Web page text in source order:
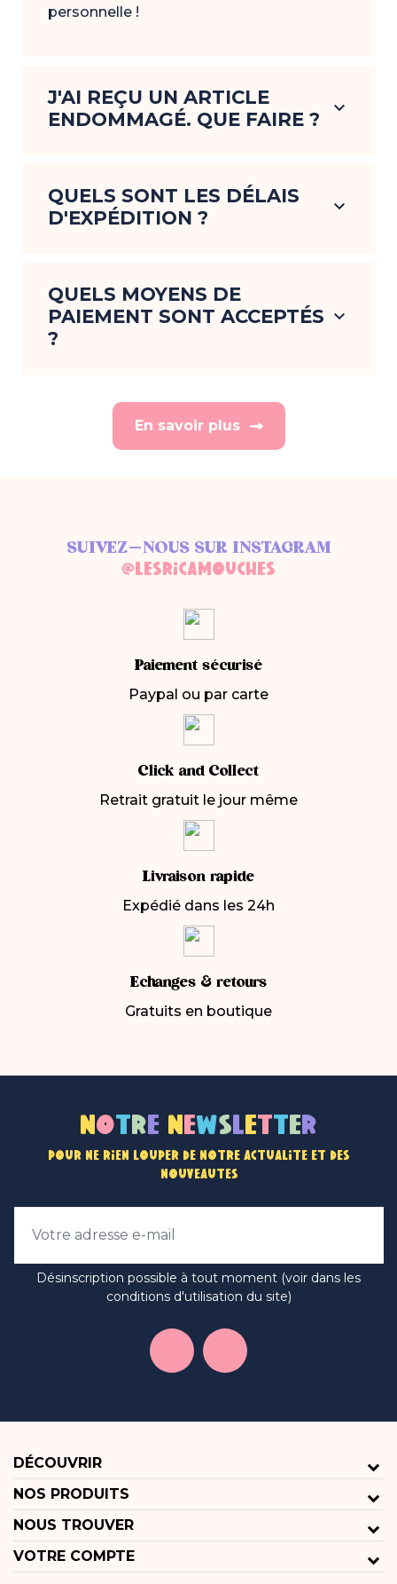
personnelle !
J'AI REÇU UN ARTICLE
ENDOMMAGÉ. QUE FAIRE ?
keyboard_arrow_down
QUELS SONT LES DÉLAIS
D'EXPÉDITION ?
keyboard_arrow_down
QUELS MOYENS DE
PAIEMENT SONT ACCEPTÉS
?
keyboard_arrow_down
En savoir plus
SUIVEZ-NOUS SUR INSTAGRAM
@LESRICAMOUCHES
Paiement sécurisé
Paypal ou par carte
Click and Collect
Retrait gratuit le jour même
Livraison rapide
Expédié dans les 24h
Echanges & retours
Gratuits en boutique
Notr e newsletter
Pour ne rien louper de notre actualité et des
nouveautés
Désinscription possible à tout moment (voir dans les
conditions d'utilisation du site)
DÉCOUVRIR
NOS PRODUITS
NOUS TROUVER
VOTRE COMPTE